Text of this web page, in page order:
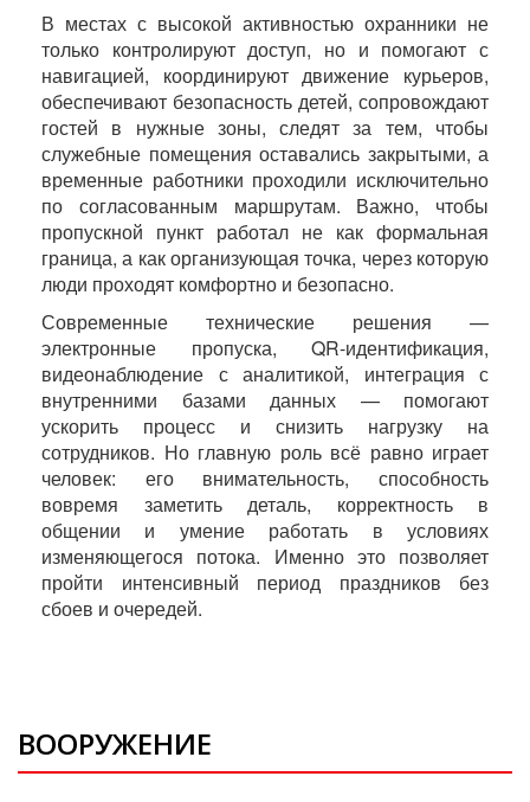
В местах с высокой активностью охранники не
только контролируют доступ, но и помогают с
навигацией, координируют движение курьеров,
обеспечивают безопасность детей, сопровождают
гостей в нужные зоны, следят за тем, чтобы
служебные помещения оставались закрытыми, а
временные работники проходили исключительно
по согласованным маршрутам. Важно, чтобы
пропускной пункт работал не как формальная
граница, а как организующая точка, через которую
люди проходят комфортно и безопасно.
Современные технические решения —
электронные пропуска, QR-идентификация,
видеонаблюдение с аналитикой, интеграция с
внутренними базами данных — помогают
ускорить процесс и снизить нагрузку на
сотрудников. Но главную роль всё равно играет
человек: его внимательность, способность
вовремя заметить деталь, корректность в
общении и умение работать в условиях
изменяющегося потока. Именно это позволяет
пройти интенсивный период праздников без
сбоев и очередей.
ВООРУЖЕНИЕ